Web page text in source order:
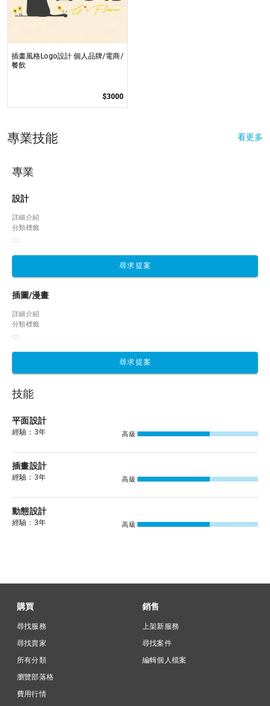
插畫風格Logo設計 個人品牌/電商/
餐飲
$3000
專業技能 看更多
專業
設計
詳細介紹
分類標籤
尋求提案
插圖/漫畫
詳細介紹
分類標籤
尋求提案
技能
平面設計
經驗：3年 高級
插畫設計
經驗：3年 高級
動態設計
經驗：3年 高級
購買
尋找服務
尋找賣家
所有分類
瀏覽部落格
費用行情
銷售
上架新服務
尋找案件
編輯個人檔案